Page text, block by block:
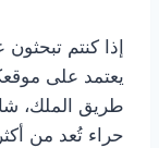
إذا كنتم
يعتمد على
طريق الملك،
حراء تُعد من